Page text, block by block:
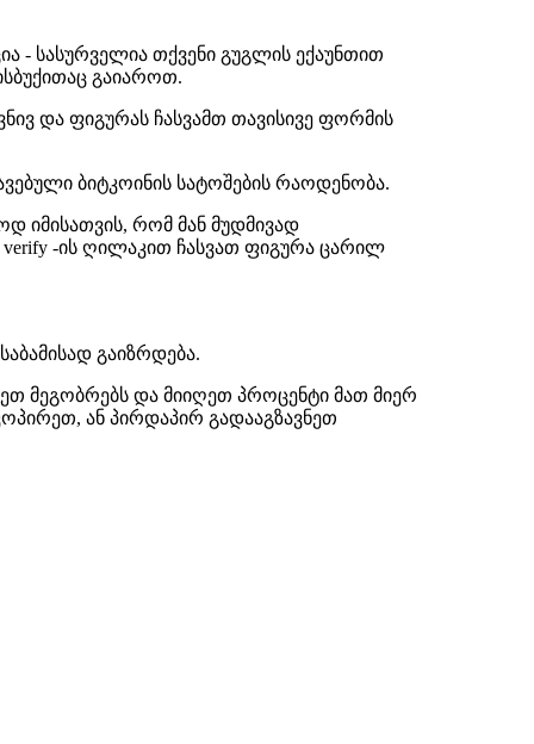
- სასურველია თქვენი გუგლის ექაუნთით
გაიაროთ.
და ფიგურას ჩასვამთ თავისივე ფორმის
ბიტკოინის სატოშების რაოდენობა.
იმისათვის, რომ მან მუდმივად
verify -ის ღილაკით ჩასვათ ფიგურა ცარილ
გაიზრდება.
მეგობრებს და მიიღეთ პროცენტი მათ მიერ
ან პირდაპირ გადააგზავნეთ